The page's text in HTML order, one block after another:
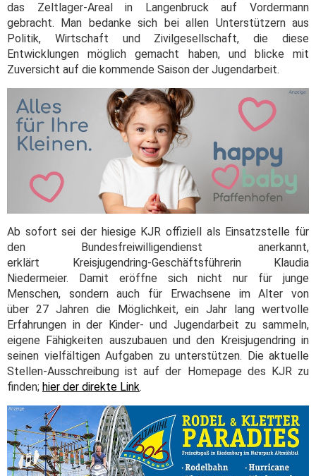
das Zeltlager-Areal in Langenbruck auf Vordermann
gebracht. Man bedanke sich bei allen Unterstützern aus
Politik, Wirtschaft und Zivilgesellschaft, die diese
Entwicklungen möglich gemacht haben, und blicke mit
Zuversicht auf die kommende Saison der Jugendarbeit.
Ab sofort sei der hiesige KJR offiziell als Einsatzstelle für
den Bundesfreiwilligendienst anerkannt,
erklärt Kreisjugendring-Geschäftsführerin Klaudia
Niedermeier. Damit eröffne sich nicht nur für junge
Menschen, sondern auch für Erwachsene im Alter von
über 27 Jahren die Möglichkeit, ein Jahr lang wertvolle
Erfahrungen in der Kinder- und Jugendarbeit zu sammeln,
eigene Fähigkeiten auszubauen und den Kreisjugendring in
seinen vielfältigen Aufgaben zu unterstützen. Die aktuelle
Stellen-Ausschreibung ist auf der Homepage des KJR zu
finden; hier der direkte Link.